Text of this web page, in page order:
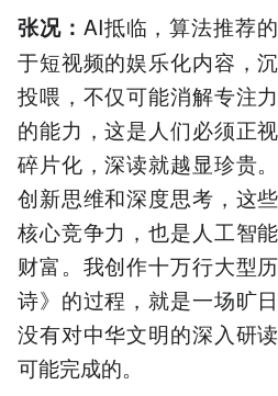
张况： AI抵临，算法推荐
于短视频的娱乐化内容，
投喂，不仅可能消解专注
的能力，这是人们必须正
碎片化，深读就越显珍贵
创新思维和深度思考，这
核心竞争力，也是人工智
财富。我创作十万行大型
诗》的过程，就是一场旷
没有对中华文明的深入研
可能完成的。